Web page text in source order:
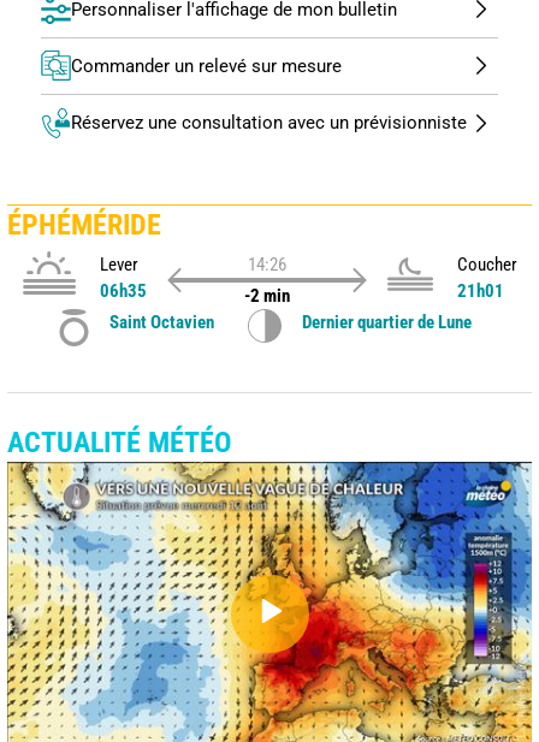
Personnaliser l'affichage de mon bulletin
Commander un relevé sur mesure
Réservez une consultation avec un prévisionniste
ÉPHÉMÉRIDE
Lever
06h35
14:26
-2 min
Coucher
21h01
Saint Octavien
Dernier quartier de Lune
ACTUALITÉ MÉTÉO